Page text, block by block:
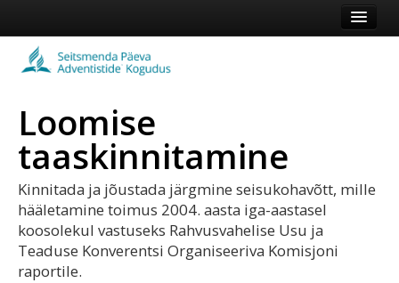
Koduleht
Vaata veel
Logi sisse või registreeru
Loomise
taaskinnitamine
Kinnitada ja jõustada järgmine seisukohavõtt, mille
hääletamine toimus 2004. aasta iga-aastasel
koosolekul vastuseks Rahvusvahelise Usu ja
Teaduse Konverentsi Organiseeriva Komisjoni
raportile.